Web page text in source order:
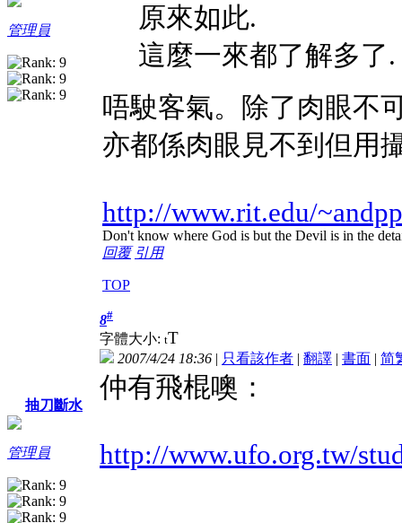
管理員
原來如此.
這麼一來都了解多了.
唔駛客氣。除了肉眼不
亦都係肉眼見不到但用
http://www.rit.edu/
Don't know where God is but the Devil is in the
回覆 引用
TOP
抽刀斷水
管理員
8#
字體大小: tT
2007/4/24 18:36 | 只看該作者 | 翻譯 | 書面 | 简
仲有飛棍噢：
http://www.ufo.org.tw/